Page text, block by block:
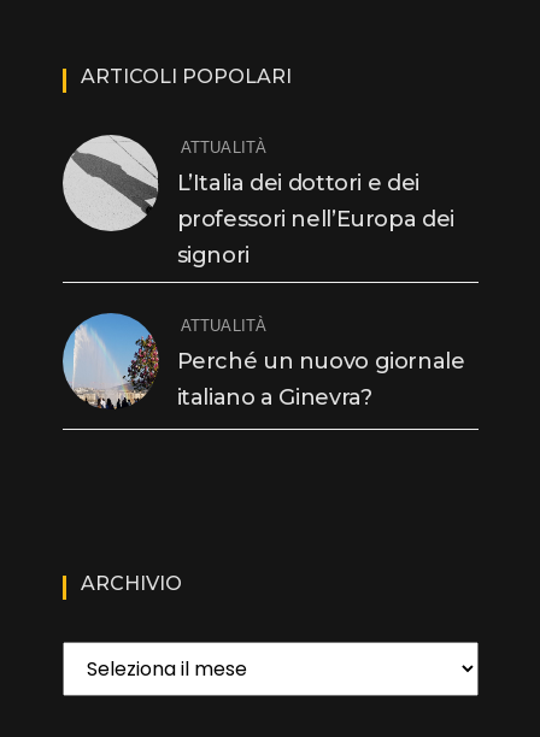
ARTICOLI POPOLARI
ATTUALITÀ
L’Italia dei dottori e dei
professori nell’Europa dei
signori
ATTUALITÀ
Perché un nuovo giornale
italiano a Ginevra?
ARCHIVIO
Archivio